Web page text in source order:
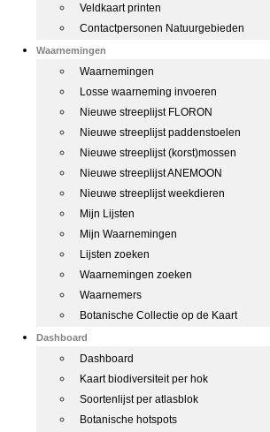
Veldkaart printen
Contactpersonen Natuurgebieden
Waarnemingen
Waarnemingen
Losse waarneming invoeren
Nieuwe streeplijst FLORON
Nieuwe streeplijst paddenstoelen
Nieuwe streeplijst (korst)mossen
Nieuwe streeplijst ANEMOON
Nieuwe streeplijst weekdieren
Mijn Lijsten
Mijn Waarnemingen
Lijsten zoeken
Waarnemingen zoeken
Waarnemers
Botanische Collectie op de Kaart
Dashboard
Dashboard
Kaart biodiversiteit per hok
Soortenlijst per atlasblok
Botanische hotspots